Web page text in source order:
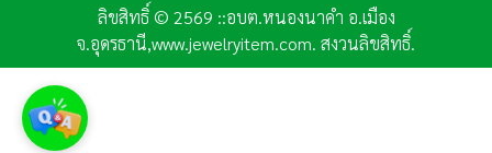
ลิขสิทธิ์ © 2569 ::อบต.หนองนาคำ อ.เมือง
จ.อุดรธานี,www.jewelryitem.com. สงวนลิขสิทธิ์.